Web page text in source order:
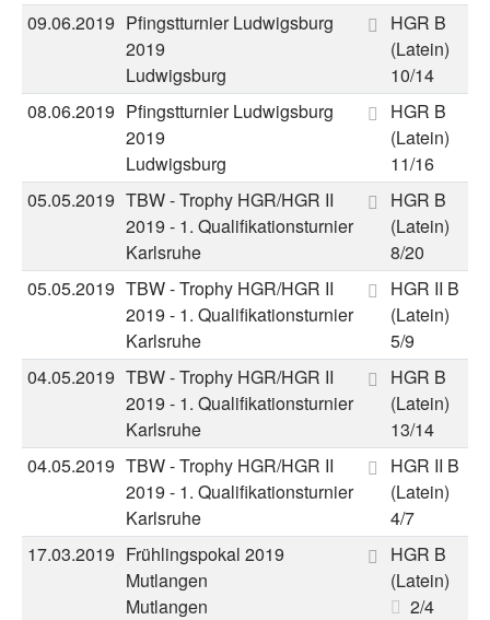
09.06.2019 Pfingstturnier Ludwigsburg
2019
Ludwigsburg
HGR B
(Latein)
10/14
08.06.2019 Pfingstturnier Ludwigsburg
2019
Ludwigsburg
HGR B
(Latein)
11/16
05.05.2019 TBW - Trophy HGR/HGR II
2019 - 1. Qualifikationsturnier
Karlsruhe
HGR B
(Latein)
8/20
05.05.2019 TBW - Trophy HGR/HGR II
2019 - 1. Qualifikationsturnier
Karlsruhe
HGR II B
(Latein)
5/9
04.05.2019 TBW - Trophy HGR/HGR II
2019 - 1. Qualifikationsturnier
Karlsruhe
HGR B
(Latein)
13/14
04.05.2019 TBW - Trophy HGR/HGR II
2019 - 1. Qualifikationsturnier
Karlsruhe
HGR II B
(Latein)
4/7
17.03.2019 Frühlingspokal 2019
Mutlangen
Mutlangen
HGR B
(Latein)
2/4